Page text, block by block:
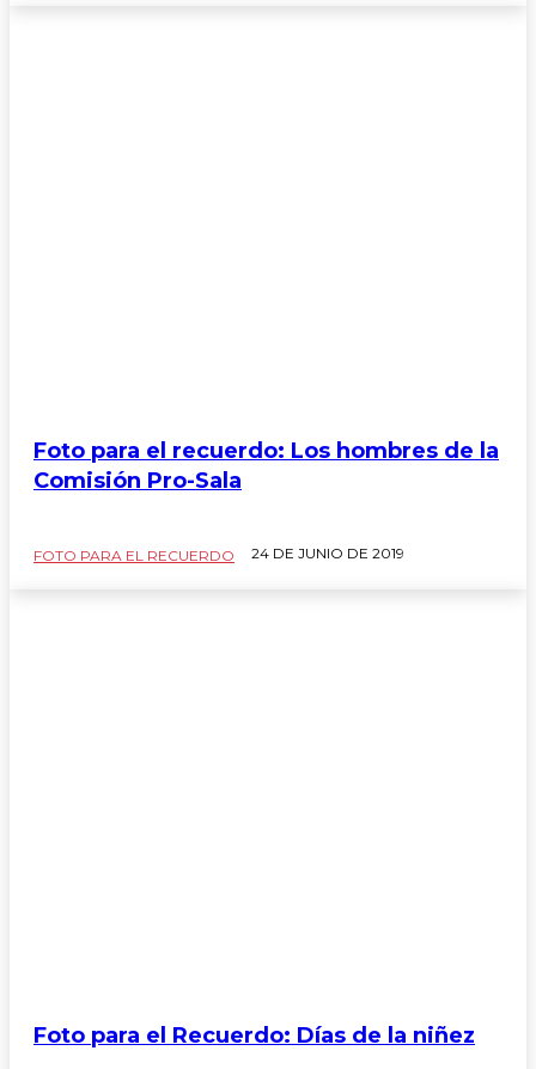
Arquitectura
Foto para el recuerdo: Los hombres de la
Comisión Pro-Sala
FOTO PARA EL RECUERDO 24 DE JUNIO DE 2019
Foto para el Recuerdo: Días de la niñez